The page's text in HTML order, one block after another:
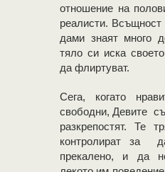
отношение на
реалисти. Всъщност
дами знаят много
тяло си иска
да флиртуват.
Сега, когато
свободни, Девите
разкрепостят. Те
контролират за
прекалено, и да